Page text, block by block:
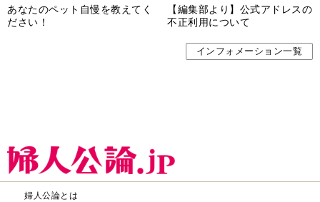
あなたのペット自慢を教えてく
ださい！
【編集部より】公式アドレスの
不正利用について
インフォメーション一覧
婦人公論とは